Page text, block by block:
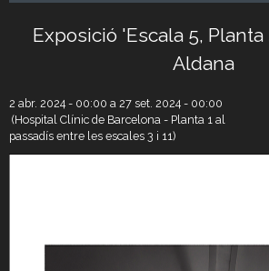
Exposició 'Escala 5,
Aldana
2 abr. 2024 - 00:00 a 27 set. 2024 - 00:00
(Hospital Clínic de Barcelona - Planta 1 al
passadís entre les escales 3 i 11)